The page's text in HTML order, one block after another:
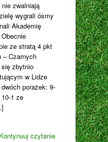
zwalniają
wygrali ósmy
Akademię
ze stratą 4 pkt
– Czarnych
zbytnio
w Lidze
porażek: 9-
1 ze
Kontynuuj czytanie